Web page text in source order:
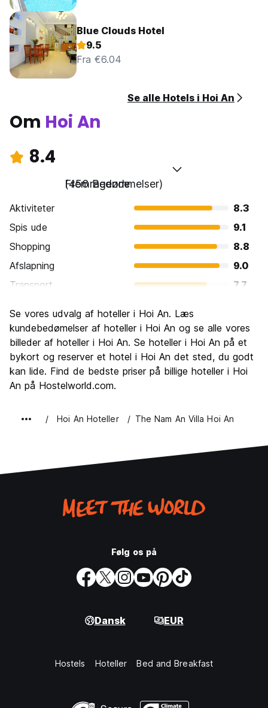
Blue Clouds Hotel
9.5
Fra €6.04
Se alle Hotels i Hoi An
Om Hoi An
8.4
Fremragende
(456 Bedømmelser)
Aktiviteter
8.3
Spis ude
9.1
Shopping
8.8
Afslapning
9.0
Transport
7.7
Kultur
8.8
Fester
7.0
Værdi for pengene
8.4
Se vores udvalg af hoteller i Hoi An. Læs
kundebedømelser af hoteller i Hoi An og se alle vores
billeder af hoteller i Hoi An. Se hoteller i Hoi An på et
bykort og reserver et hotel i Hoi An det sted, du godt
kan lide. Find de bedste priser på billige hoteller i Hoi
An på Hostelworld.com.
Hoi An Hoteller The Nam An Villa Hoi An
Følg os på
Dansk EUR
Hostels Hoteller Bed and Breakfast